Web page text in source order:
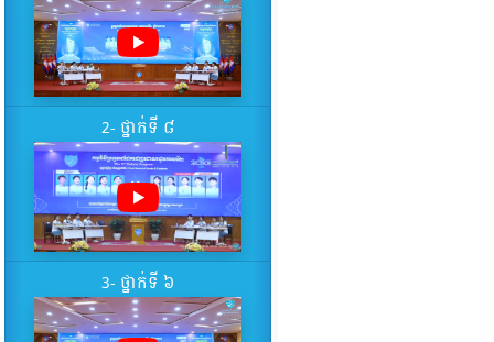
2- ថ្នាក់ទី ៨
3- ថ្នាក់ទី ៦